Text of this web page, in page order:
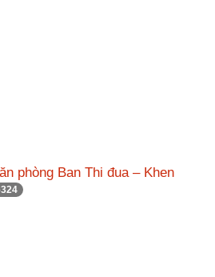
phòng Ban Thi đua – Khen